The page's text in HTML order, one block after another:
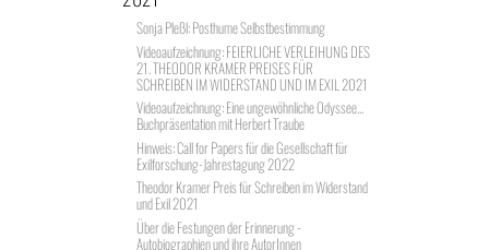
Sonja Pleßl: Posthume Selbstbestimmung
Videoaufzeichnung: FEIERLICHE VERLEIHUNG DES
21. THEODOR KRAMER PREISES FÜR
SCHREIBEN IM WIDERSTAND UND IM EXIL 2021
Videoaufzeichnung: Eine ungewöhnliche Odyssee...
Buchpräsentation mit Herbert Traube
Hinweis: Call for Papers für die Gesellschaft für
Exilforschung-Jahrestagung 2022
Theodor Kramer Preis für Schreiben im Widerstand
und Exil 2021
Über die Festungen der Erinnerung -
Autobiographien und ihre AutorInnen